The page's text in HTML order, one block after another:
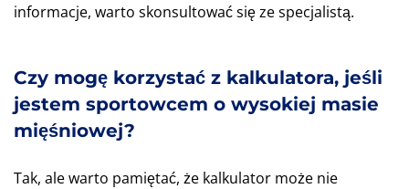
informacje, warto skonsultować się ze specjalistą.
Czy mogę korzystać z kalkulatora, jeśli
jestem sportowcem o wysokiej masie
mięśniowej?
Tak, ale warto pamiętać, że kalkulator może nie